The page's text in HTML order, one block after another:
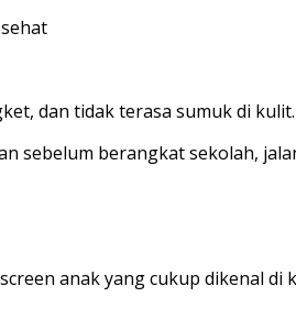
dan tidak terasa sumuk di
sebelum berangkat sekolah,
anak yang cukup dikenal